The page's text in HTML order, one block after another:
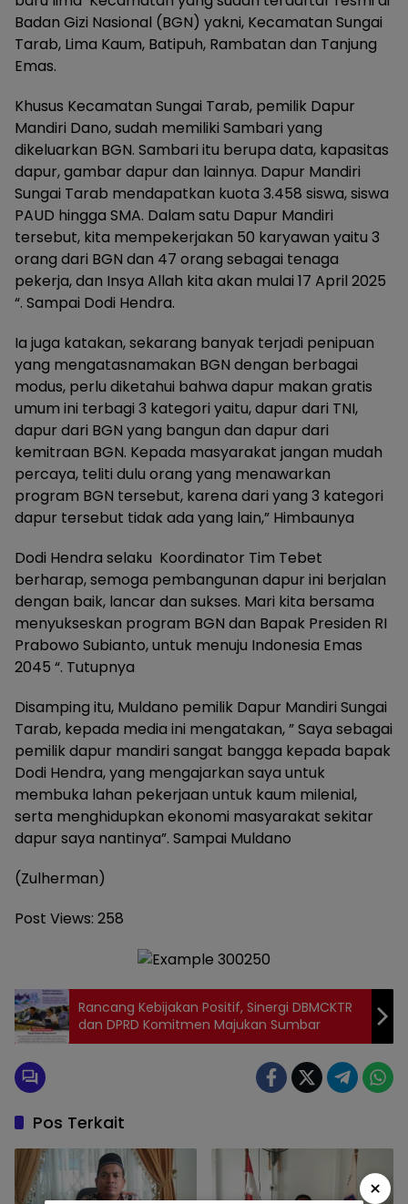
Badan Gizi Nasional (BGN) yakni, Kecamatan Sungai
Tarab, Lima Kaum, Batipuh, Rambatan dan Tanjung
Emas.
Khusus Kecamatan Sungai Tarab, pemilik Dapur
Mandiri Dano, sudah memiliki Sambari yang
dikeluarkan BGN. Sambari itu berupa data, kapasitas
dapur, gambar dapur dan lainnya. Dapur Mandiri
Sungai Tarab mendapatkan kuota 3.458 siswa, siswa
PAUD hingga SMA. Dalam satu Dapur Mandiri
tersebut, kita mempekerjakan 50 karyawan yaitu 3
orang dari BGN dan 47 orang sebagai tenaga
pekerja, dan Insya Allah kita akan mulai 17 April 2025
“. Sampai Dodi Hendra.
Ia juga katakan, sekarang banyak terjadi penipuan
yang mengatasnamakan BGN dengan berbagai
modus, perlu diketahui bahwa dapur makan gratis
umum ini terbagi 3 kategori yaitu, dapur dari TNI,
dapur dari BGN yang bangun dan dapur dari
kemitraan BGN. Kepada masyarakat jangan mudah
percaya, teliti dulu orang yang menawarkan
program BGN tersebut, karena dari yang 3 kategori
dapur tersebut tidak ada yang lain,” Himbaunya
Dodi Hendra selaku Koordinator Tim Tebet
berharap, semoga pembangunan dapur ini berjalan
dengan baik, lancar dan sukses. Mari kita bersama
menyukseskan program BGN dan Bapak Presiden RI
Prabowo Subianto, untuk menuju Indonesia Emas
2045 “. Tutupnya
Disamping itu, Muldano pemilik Dapur Mandiri Sungai
Tarab, kepada media ini mengatakan, ” Saya sebagai
pemilik dapur mandiri sangat bangga kepada bapak
Dodi Hendra, yang mengajarkan saya untuk
membuka lahan pekerjaan untuk kaum milenial,
serta menghidupkan ekonomi masyarakat sekitar
dapur saya nantinya”. Sampai Muldano
(Zulherman)
Post Views: 258
Rancang Kebijakan Positif, Sinergi DBMCKTR
dan DPRD Komitmen Majukan Sumbar
Pos Terkait
×